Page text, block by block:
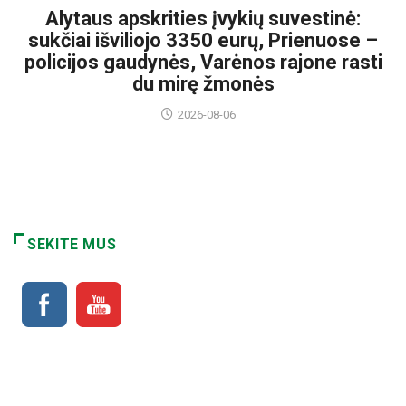
Alytaus apskrities įvykių suvestinė:
sukčiai išviliojo 3350 eurų, Prienuose –
policijos gaudynės, Varėnos rajone rasti
du mirę žmonės
2026-08-06
SEKITE MUS